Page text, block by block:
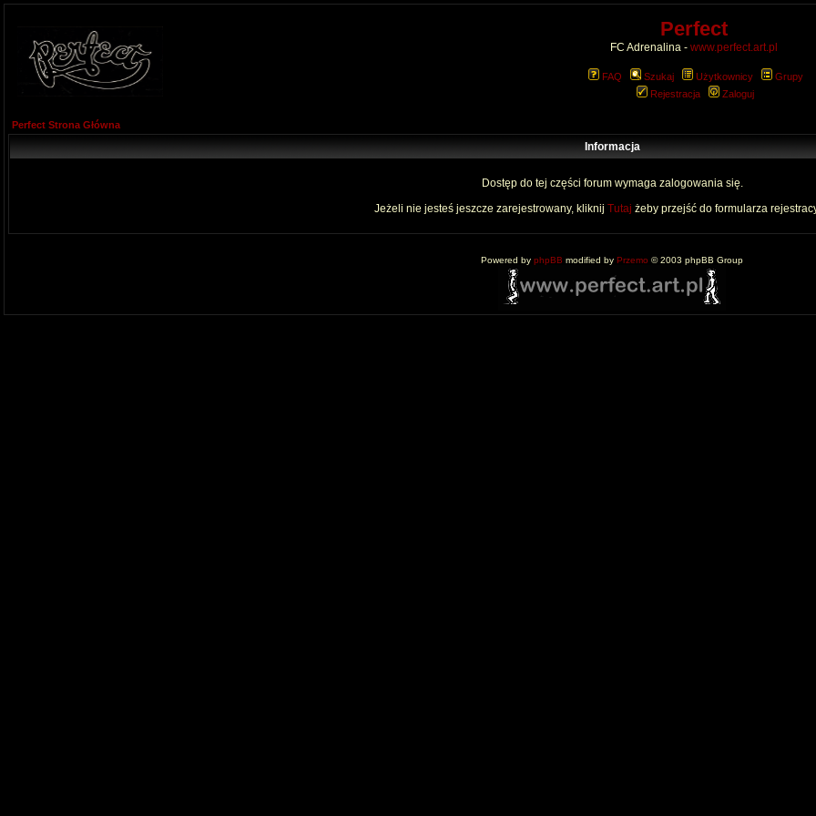
Perfect
FC Adrenalina - www.perfect.art.pl
FAQ Szukaj Użytkownicy
Grupy
Rejestracja
Zaloguj
Perfect Strona Główna
Informacja
Dostęp do tej części forum wymaga zalogowania się.
Jeżeli nie jesteś jeszcze zarejestrowany, kliknij Tutaj żeby przejść do formularza
Powered by phpBB modified by Przemo © 2003 phpBB Group